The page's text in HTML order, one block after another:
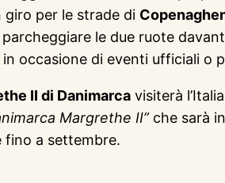
giro per le strade di
le due ruote
occasione di eventi ufficiali
II di Danimarca visiterà
Margrethe II”che sarà
fino a settembre.